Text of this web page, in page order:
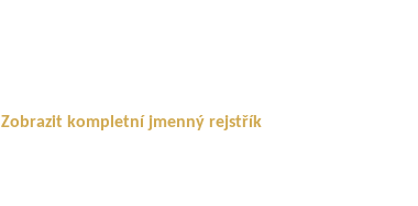
Zobrazit kompletní jmenný rejstřík